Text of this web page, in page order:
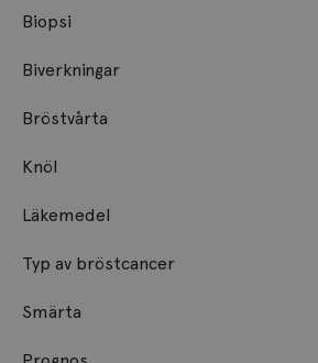
Biopsi
Biverkningar
Bröstvårta
Knöl
Läkemedel
Typ av bröstcancer
Smärta